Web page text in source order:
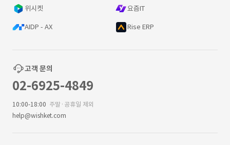
위시켓 요즘IT
AIDP - AX Rise ERP
고객 문의
02-6925-4849
10:00-18:00 주말·공휴일 제외
help@wishket.com